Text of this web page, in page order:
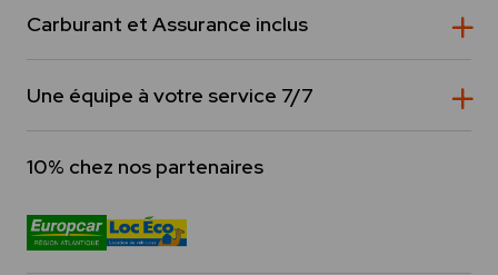
Carburant et Assurance inclus
Une équipe à votre service 7/7
10% chez nos partenaires